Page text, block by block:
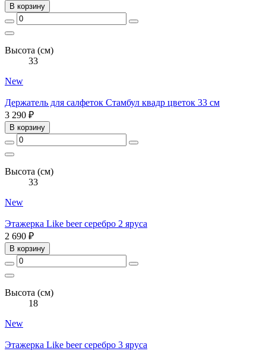
В корзину
Высота (см)
33
New
Держатель для салфеток Стамбул квадр цветок 33 см
3 290 ₽
В корзину
Высота (см)
33
New
Этажерка Like beer серебро 2 яруса
2 690 ₽
В корзину
Высота (см)
18
New
Этажерка Like beer серебро 3 яруса